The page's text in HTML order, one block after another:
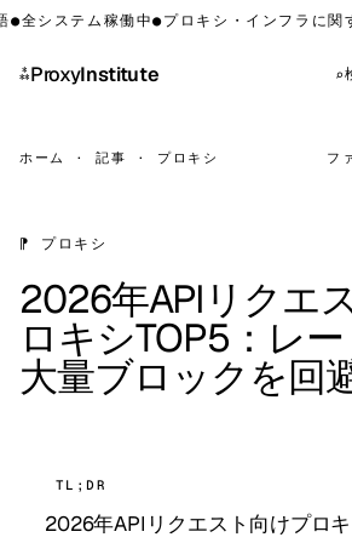
ステム稼働中●プロキシ・インフラに関す
⁂ProxyInstitute ⌕
ホーム · 記事 · プロキシ フ
⁋ プロキシ
2026年APIリクエ
ロキシTOP5：レ
大量ブロックを回
TL;DR
2026年APIリクエスト向けプロ